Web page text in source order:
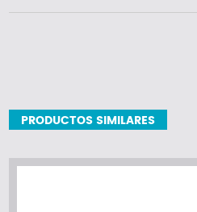
PRODUCTOS SIMILARES